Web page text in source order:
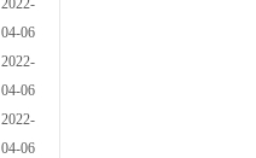
2022-
04-06
2022-
04-06
2022-
04-06